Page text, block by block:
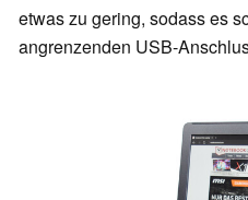
etwas zu gering, sodass es
angrenzenden USB-